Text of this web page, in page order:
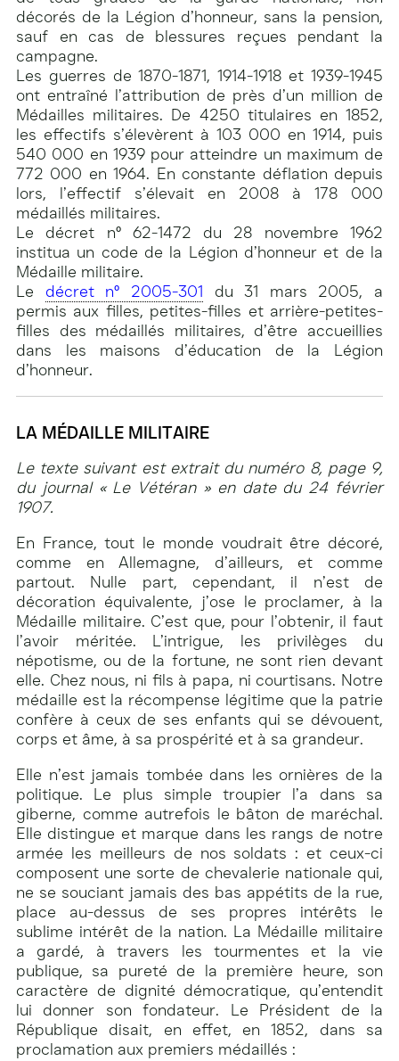
décorés de la Légion d’honneur, sans la pension,
sauf en cas de blessures reçues pendant la
campagne.
Les guerres de 1870-1871, 1914-1918 et 1939-1945
ont entraîné l’attribution de près d’un million de
Médailles militaires. De 4250 titulaires en 1852,
les effectifs s’élevèrent à 103 000 en 1914, puis
540 000 en 1939 pour atteindre un maximum de
772 000 en 1964. En constante déflation depuis
lors, l’effectif s’élevait en 2008 à 178 000
médaillés militaires.
Le décret n° 62-1472 du 28 novembre 1962
institua un code de la Légion d’honneur et de la
Médaille militaire.
Le décret n° 2005-301 du 31 mars 2005, a
permis aux filles, petites-filles et arrière-petites-
filles des médaillés militaires, d’être accueillies
dans les maisons d’éducation de la Légion
d’honneur.
LA MÉDAILLE MILITAIRE
Le texte suivant est extrait du numéro 8, page 9,
du journal « Le Vétéran » en date du 24 février
1907.
En France, tout le monde voudrait être décoré,
comme en Allemagne, d’ailleurs, et comme
partout. Nulle part, cependant, il n’est de
décoration équivalente, j’ose le proclamer, à la
Médaille militaire. C’est que, pour l’obtenir, il faut
l’avoir méritée. L’intrigue, les privilèges du
népotisme, ou de la fortune, ne sont rien devant
elle. Chez nous, ni fils à papa, ni courtisans. Notre
médaille est la récompense légitime que la patrie
confère à ceux de ses enfants qui se dévouent,
corps et âme, à sa prospérité et à sa grandeur.
Elle n’est jamais tombée dans les ornières de la
politique. Le plus simple troupier l’a dans sa
giberne, comme autrefois le bâton de maréchal.
Elle distingue et marque dans les rangs de notre
armée les meilleurs de nos soldats : et ceux-ci
composent une sorte de chevalerie nationale qui,
ne se souciant jamais des bas appétits de la rue,
place au-dessus de ses propres intérêts le
sublime intérêt de la nation. La Médaille militaire
a gardé, à travers les tourmentes et la vie
publique, sa pureté de la première heure, son
caractère de dignité démocratique, qu’entendit
lui donner son fondateur. Le Président de la
République disait, en effet, en 1852, dans sa
proclamation aux premiers médaillés :